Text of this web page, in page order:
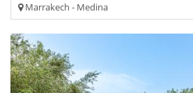
Marrakech - Medina